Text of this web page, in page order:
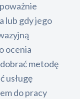
lub gdy jego
ocenia
metodę
usługę
do pracy